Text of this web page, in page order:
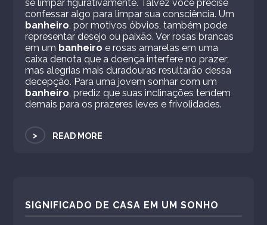
se limpar figurativamente. Talvez você precise
confessar algo para limpar sua consciência. Um
banheiro, por motivos óbvios, também pode
representar desejo ou paixão. Ver rosas brancas
em um banheiro e rosas amarelas em uma
caixa denota que a doença interfere no prazer;
mas alegrias mais duradouras resultarão dessa
decepção. Para uma jovem sonhar com um
banheiro, prediz que suas inclinações tendem
demais para os prazeres leves e frivolidades.
> READ MORE
SIGNIFICADO DE CASA EM UM SONHO